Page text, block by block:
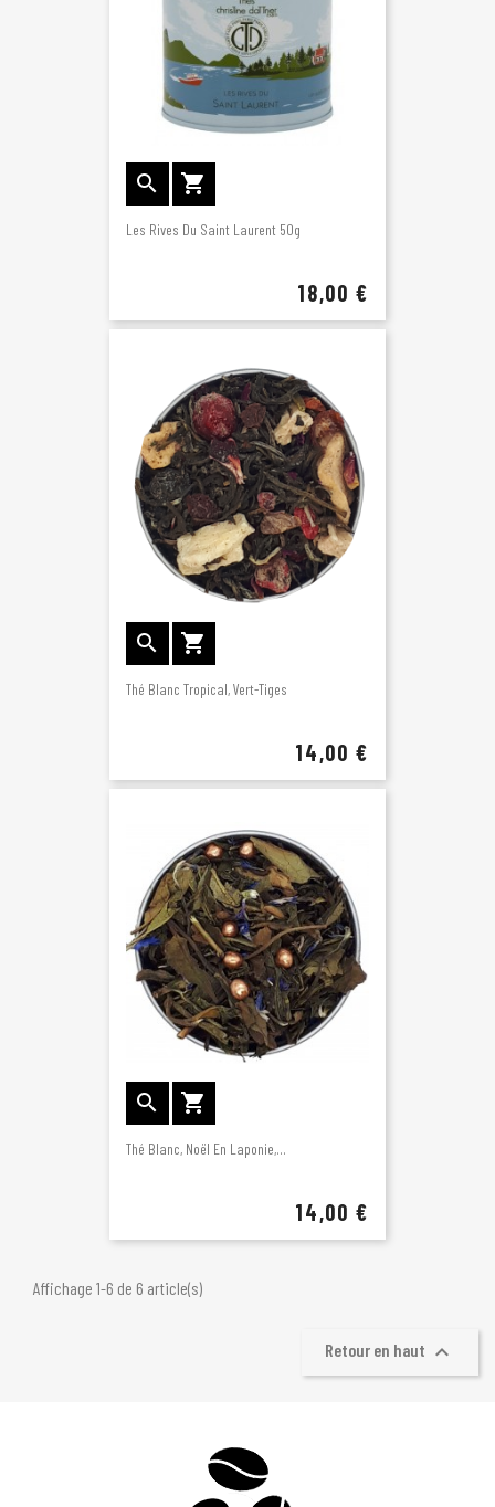
 
Les Rives Du Saint Laurent 50g
18,00 €
 
Thé Blanc Tropical, Vert-Tiges
14,00 €
 
Thé Blanc, Noël En Laponie,...
14,00 €
Affichage 1-6 de 6 article(s)
Retour en haut 